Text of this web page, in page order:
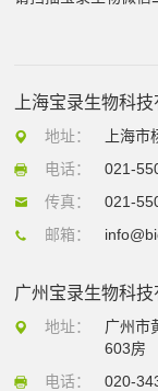
上海宝录生物科
地址：
上海
电话：
021-
传真：
021-
邮箱：
广州宝录生物科技
地址：
广州市
603房
电话：
020-